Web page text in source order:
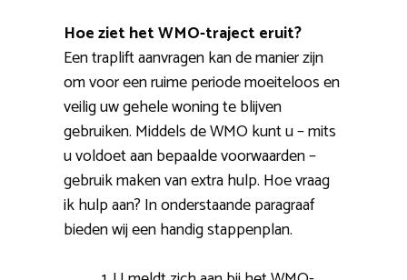
Hoe ziet het WMO-traject eruit?
Een traplift aanvragen kan de manier zijn
om voor een ruime periode moeiteloos en
veilig uw gehele woning te blijven
gebruiken. Middels de WMO kunt u – mits
u voldoet aan bepaalde voorwaarden –
gebruik maken van extra hulp. Hoe vraag
ik hulp aan? In onderstaande paragraaf
bieden wij een handig stappenplan.